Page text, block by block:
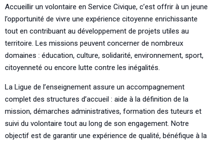
Accueillir un volontaire en Service Civique, c’est offrir à un jeune
l’opportunité de vivre une expérience citoyenne enrichissante
tout en contribuant au développement de projets utiles au
territoire. Les missions peuvent concerner de nombreux
domaines : éducation, culture, solidarité, environnement, sport,
citoyenneté ou encore lutte contre les inégalités.
La Ligue de l’enseignement assure un accompagnement
complet des structures d’accueil : aide à la définition de la
mission, démarches administratives, formation des tuteurs et
suivi du volontaire tout au long de son engagement. Notre
objectif est de garantir une expérience de qualité, bénéfique à la